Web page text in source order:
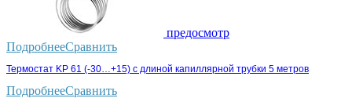
предосмотр
ПодробнееСравнить
Термостат KP 61 (-30…+15) с длиной капиллярной трубки 5 метров
ПодробнееСравнить